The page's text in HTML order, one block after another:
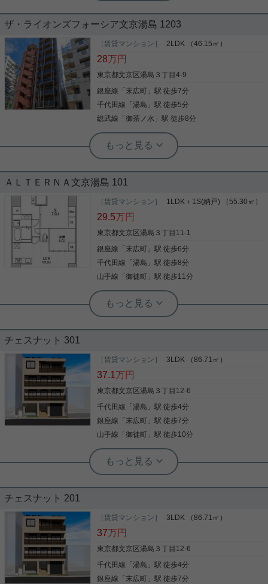
設備充実！築浅1LDK
湯島駅徒歩３分に立地する築浅部兼『ウエルカーサ
文京湯島』 とにかく設備面が充実しており、賃貸で
は珍しい床暖房まで完備！ 築浅・駅近・設備充実と
三拍子揃った物件となっております。 詳細はお気軽
写真(9)
ザ・ライオンズフォーシア文京湯島 1203
［賃貸マンション］ 2LDK （46.15㎡）
28万円
東京都文京区湯島３丁目4-9
銀座線 「 末広町 」駅 徒歩7分
千代田線 「湯島 」駅 徒歩5分
総武線 「御茶ノ水 」駅 徒歩8分
後楽園店（実用後楽園ホーム株式会社） 志熊威望
☆築浅ファミリーにおすすめマンショ
ーシア文京湯島」です。こだわりで選びたい方にお
すすめ。文京区エリアで住まいをお探しなら「ザ・
ライオンズフォーシア文京湯島」。こちらはエレベ
ーター付きの物件です。共用部には宅配ボックスを
物を受け取ることが可能です。室内設備は浴室乾燥
機・洗面所独立など充実した設備を備え付けていま
す。アクセスの良い徒歩7分の物件です。文京区エ
リアや銀座線末広町付近でお客様のご希望のお部屋
が見つかるまで、当社スタッフが全力でサポートさ
せて頂きます。
ＡＬＴＥＲＮＡ文京湯島 101
［賃貸マンション］ 1LDK＋1S(納戸) （55.30㎡）
29.5万円
東京都文京区湯島３丁目11-1
銀座線 「 末広町 」駅 徒歩6分
千代田線 「湯島 」駅 徒歩8分
山手線 「御徒町 」駅 徒歩11分
実用春日ホーム 西片店 ルームアドバイザー
バルコニー フローリング ベランダ ウ
で、衣類や履き物の整理がしやすく便利です。室内
設備は洗面所独立・浴室乾燥機などが揃っているの
で、快適に過ごしやすいお部屋になります。マンシ
ョンの住人や関係者だけが入れるオートロック付き
物の受け取りのために早く帰宅する必要がありませ
ん。 お部屋探しなら、当社へお気軽にご相談くださ
い。
写真(9)
チェスナット 301
［賃貸マンション］ 3LDK （86.71㎡）
37.1万円
東京都文京区湯島３丁目12-6
千代田線 「湯島 」駅 徒歩4分
銀座線 「 末広町 」駅 徒歩7分
山手線 「御徒町 」駅 徒歩10分
実用春日ホーム 本店 スタッフ島倉
人気のヘーベルメゾンです。
中の、 人気のヘーベルメゾンの新築です！！ 3ＬＤ
Ｋの2部屋のお部屋です。 間取りの洋室10.6帖は、
5.3帖×2部屋になります。 設備も充実しておりま
す。 先行申込受付中ですので、お気軽にお問い合わ
写真(9)
チェスナット 201
［賃貸マンション］ 3LDK （86.71㎡）
37万円
東京都文京区湯島３丁目12-6
千代田線 「湯島 」駅 徒歩4分
銀座線 「 末広町 」駅 徒歩7分